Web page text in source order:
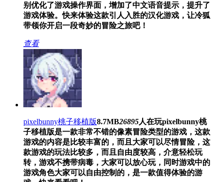
别优化了游戏操作界面，增加了中文语音提示，提升了
游戏体验。快来体验这款引人入胜的汉化游戏，让冷狐
带领你开启一段奇妙的冒险之旅吧！
查看
pixelbunny桃子移植版8.7MB26895人在玩pixelbunny桃
子移植版是一款非常不错的像素冒险类型的游戏，这款
游戏的内容是比较丰富的，而且大家可以尽情冒险，这
款游戏的玩法比较多，而且自由度较高，介意轻松玩
转，游戏不携带病毒，大家可以放心玩，同时游戏中的
游戏角色大家可以自由控制的，是一款值得体验的游